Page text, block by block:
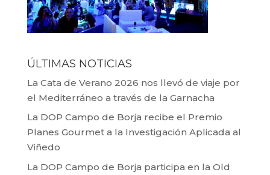
ÚLTIMAS NOTICIAS
La Cata de Verano 2026 nos llevó de viaje por
el Mediterráneo a través de la Garnacha
La DOP Campo de Borja recibe el Premio
Planes Gourmet a la Investigación Aplicada al
Viñedo
La DOP Campo de Borja participa en la Old